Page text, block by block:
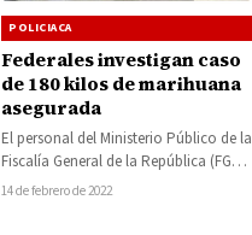
POLICIACA
Federales investigan caso
de 180 kilos de marihuana
asegurada
El personal del Ministerio Público de la
Fiscalía General de la República (FGR)
en Michoacán, inició carpeta de…
14 de febrero de 2022